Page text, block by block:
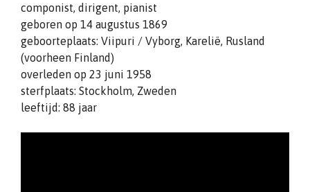
componist, dirigent, pianist
geboren op 14 augustus 1869
geboorteplaats: Viipuri / Vyborg, Karelië, Rusland
(voorheen Finland)
overleden op 23 juni 1958
sterfplaats: Stockholm, Zweden
leeftijd: 88 jaar